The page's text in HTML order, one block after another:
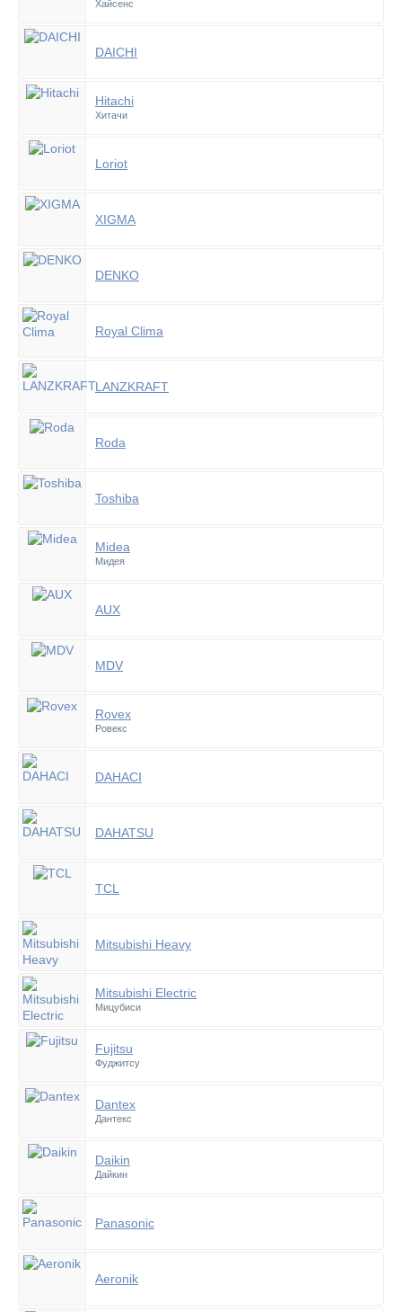
Хайсенс
DAICHI
Hitachi
Хитачи
Loriot
XIGMA
DENKO
Royal Clima
LANZKRAFT
Roda
Toshiba
Midea
Мидея
AUX
MDV
Rovex
Ровекс
DAHACI
DAHATSU
TCL
Mitsubishi Heavy
Mitsubishi Electric
Мицубиси
Fujitsu
Фуджитсу
Dantex
Дантекс
Daikin
Дайкин
Panasonic
Aeronik